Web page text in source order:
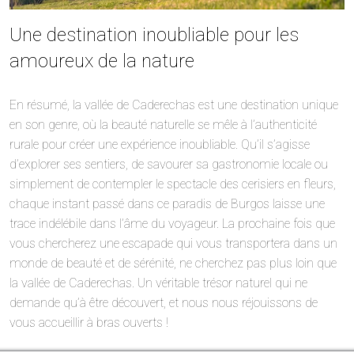
Une destination inoubliable pour les
amoureux de la nature
En résumé, la vallée de Caderechas est une destination unique
en son genre, où la beauté naturelle se mêle à l’authenticité
rurale pour créer une expérience inoubliable. Qu’il s’agisse
d’explorer ses sentiers, de savourer sa gastronomie locale ou
simplement de contempler le spectacle des cerisiers en fleurs,
chaque instant passé dans ce paradis de Burgos laisse une
trace indélébile dans l’âme du voyageur. La prochaine fois que
vous chercherez une escapade qui vous transportera dans un
monde de beauté et de sérénité, ne cherchez pas plus loin que
la vallée de Caderechas. Un véritable trésor naturel qui ne
demande qu’à être découvert, et nous nous réjouissons de
vous accueillir à bras ouverts !